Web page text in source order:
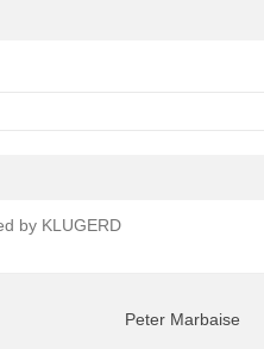
Peter Marbaise